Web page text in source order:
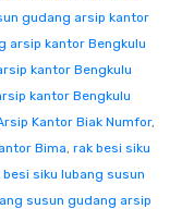
gudang arsip kantor
arsip kantor Bengkulu
kantor Bengkulu
kantor Bengkulu
Kantor Biak Numfor,
Bima, rak besi siku
besi siku lubang susun
susun gudang arsip